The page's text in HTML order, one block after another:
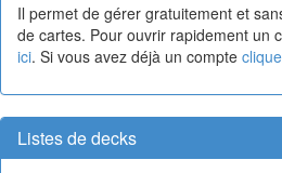
Il permet de gérer gratuitement et
de cartes. Pour ouvrir rapidement un
ici. Si vous avez déjà un compte
Listes de decks